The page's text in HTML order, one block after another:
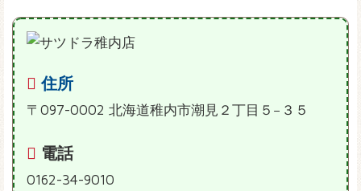
住所
〒097-0002 北海道稚内市潮見２丁目５−３５
電話
0162-34-9010